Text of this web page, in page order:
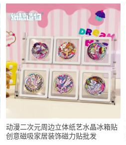
动漫二次元周边立体纸艺水晶冰箱贴
创意磁吸家居装饰磁力贴批发